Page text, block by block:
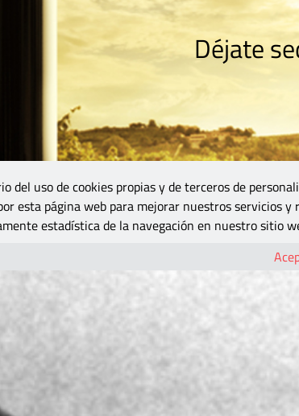
Déjate
del uso de cookies propias y de terceros de
esta página web para mejorar nuestros servicios y
estadística de la navegación en nuestro sitio